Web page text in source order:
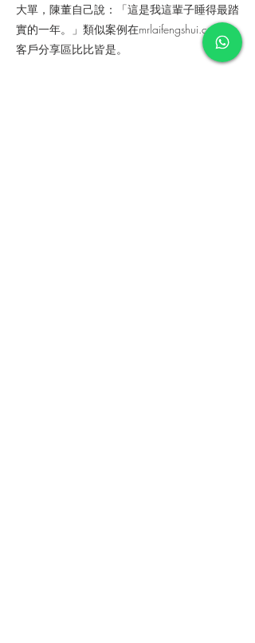
大單，陳董自己說：「這是我這輩子睡得最踏
實的一年。」類似案例在mrlaifengshui.com的
客戶分享區比比皆是。